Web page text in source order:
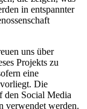
in entspannter
uns über
Projekts zu
eine
Die
den Social Media
verwendet werden.